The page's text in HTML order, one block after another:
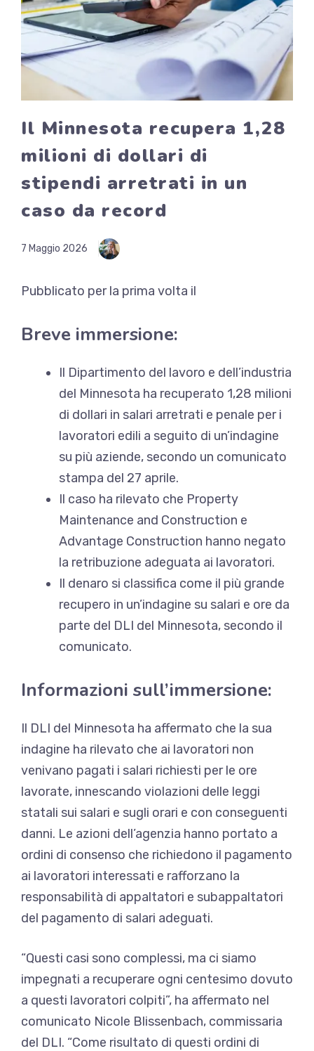
Il Minnesota recupera 1,28
milioni di dollari di
stipendi arretrati in un
caso da record
7 Maggio 2026
Pubblicato per la prima volta il
Breve immersione:
Il Dipartimento del lavoro e dell’industria
del Minnesota ha recuperato 1,28 milioni
di dollari in salari arretrati e penale per i
lavoratori edili a seguito di un’indagine
su più aziende, secondo un comunicato
stampa del 27 aprile.
Il caso ha rilevato che Property
Maintenance and Construction e
Advantage Construction hanno negato
la retribuzione adeguata ai lavoratori.
Il denaro si classifica come il più grande
recupero in un’indagine su salari e ore da
parte del DLI del Minnesota, secondo il
comunicato.
Informazioni sull’immersione:
Il DLI del Minnesota ha affermato che la sua
indagine ha rilevato che ai lavoratori non
venivano pagati i salari richiesti per le ore
lavorate, innescando violazioni delle leggi
statali sui salari e sugli orari e con conseguenti
danni. Le azioni dell’agenzia hanno portato a
ordini di consenso che richiedono il pagamento
ai lavoratori interessati e rafforzano la
responsabilità di appaltatori e subappaltatori
del pagamento di salari adeguati.
“Questi casi sono complessi, ma ci siamo
impegnati a recuperare ogni centesimo dovuto
a questi lavoratori colpiti”, ha affermato nel
comunicato Nicole Blissenbach, commissaria
del DLI. “Come risultato di questi ordini di